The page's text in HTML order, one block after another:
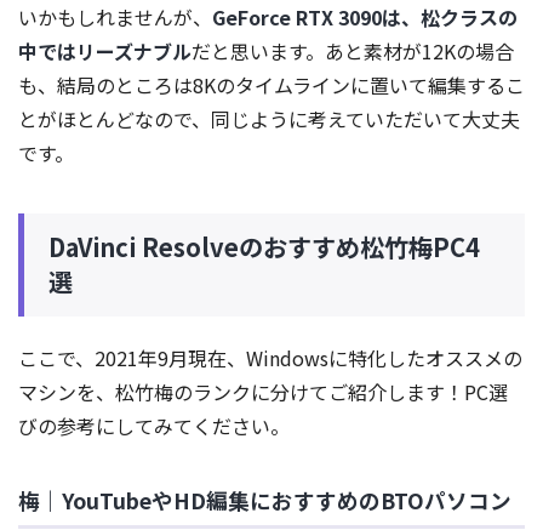
いかもしれませんが、 GeForce RTX 3090は、松クラスの
中ではリーズナブルだと思います。あと素材が12Kの場合
も、結局のところは8Kのタイムラインに置いて編集するこ
とがほとんどなので、同じように考えていただいて大丈夫
です。
DaVinci Resolveのおすすめ松竹梅PC4
選
ここで、2021年9月現在、Windowsに特化したオススメの
マシンを、松竹梅のランクに分けてご紹介します！PC選
びの参考にしてみてください。
梅｜YouTubeやHD編集におすすめのBTOパソコン